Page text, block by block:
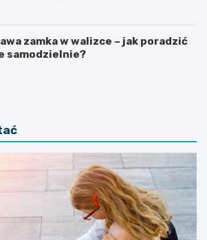
zamka w walizce – jak poradzić
samodzielnie?